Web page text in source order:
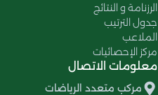
الرزنامة و النتائج
جدول الترتيب
الملاعب
مركز الإحصائيات
معلومات الاتصال
مركب متعدد الرياضات